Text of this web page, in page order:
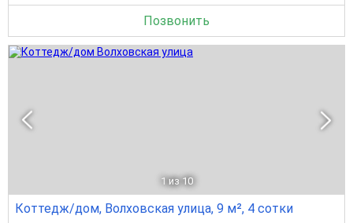
Позвонить
1 из 10
Коттедж/дом, Волховская улица, 9 м², 4 сотки